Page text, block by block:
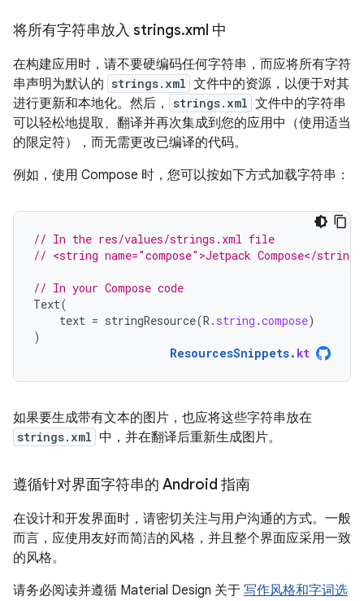
将所有字符串放入 strings.xml 中
在构建应用时，请不要硬编码任何字符串，而应将所有字符
串声明为默认的 strings.xml 文件中的资源，以便于对其
进行更新和本地化。然后，
strings.xml 文件中的字符串
可以轻松地提取、翻译并再次集成到您的应用中（使用适当
的限定符），而无需更改已编译的代码。
例如，使用 Compose 时，您可以按如下方式加载字符串：
// In the res/values/strings.xml file
// <string name="compose">Jetpack Compose</string>
// In your Compose code
Text(
text = stringResource(R . string .compose)
)
ResourcesSnippets. kt
如果要生成带有文本的图片，也应将这些字符串放在
strings.xml 中，并在翻译后重新生成图片。
遵循针对界面字符串的 Android 指南
在设计和开发界面时，请密切关注与用户沟通的方式。一般
而言，应使用友好而简洁的风格，并且整个界面应采用一致
的风格。
请务必阅读并遵循 Material Design 关于 写作风格和字词选